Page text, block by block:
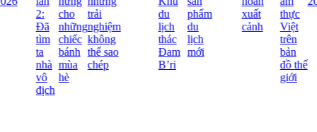
2:
Đã
tìm
ta
nhà
vô
địch
cho
những
chiếc
bánh
mùa
hè
trải
nghiệm
không
thể sao
chép
du
lịch
thác
Đam
B’ri
phẩm
du
lịch
mới
xuất
cảnh
thực
Việt
trên
bản
đồ thế
giới